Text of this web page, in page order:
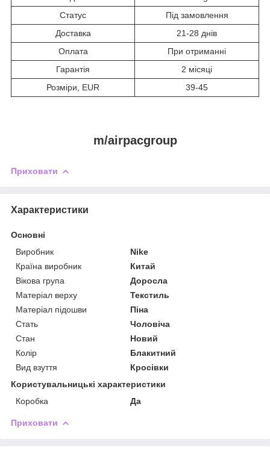
Статус
Під замовлення
Доставка
21-28 днів
Оплата
При отриманні
Гарантія
2 місяці
Розміри, EUR
39-45
m/airpacgroup
Приховати
Характеристики
Основні
Виробник
Nike
Країна виробник
Китай
Вікова група
Доросла
Матеріал верху
Текстиль
Матеріал підошви
Піна
Стать
Чоловіча
Стан
Новий
Колір
Блакитний
Вид взуття
Кросівки
Користувальницькі характеристики
Коробка
Да
Приховати